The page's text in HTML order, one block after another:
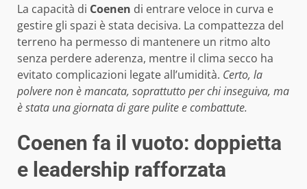
La capacità di Coenen di entrare veloce in curva e
gestire gli spazi è stata decisiva. La compattezza del
terreno ha permesso di mantenere un ritmo alto
senza perdere aderenza, mentre il clima secco ha
evitato complicazioni legate all’umidità. Certo, la
polvere non è mancata, soprattutto per chi inseguiva, ma
è stata una giornata di gare pulite e combattute.
Coenen fa il vuoto: doppietta
e leadership rafforzata